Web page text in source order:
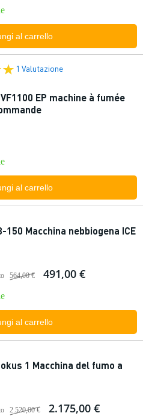
al carrello
1 Valutazione
EP machine à fumée
al carrello
150 Macchina nebbiogena ICE
564,00 € 491,00 €
al carrello
1 Macchina del fumo a
2.520,00 € 2.175,00 €